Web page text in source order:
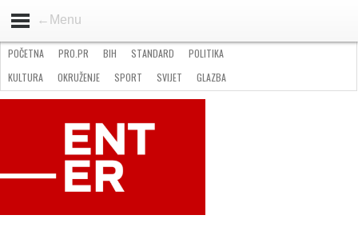
←Menu
STANDARD
GOSPODARSTVO
OKRUŽENJE
POČETNA PRO.PR BIH STANDARD
POLITIKA
KULTURA
OKRUŽENJE SPORT SVIJET
GLAZBA
NATJEČAJI
FILMING LOCATION IN BH KONTAKT